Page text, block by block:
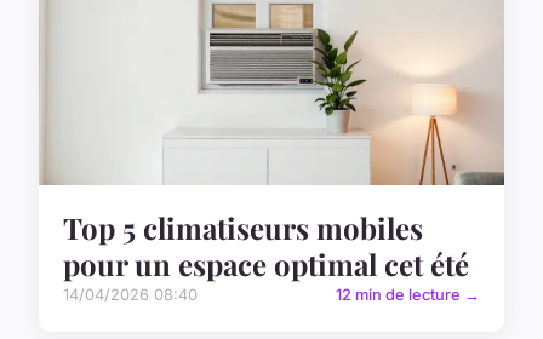
Top 5 climatiseurs mobiles
pour un espace optimal cet été
14/04/2026 08:40 12 min de lecture →